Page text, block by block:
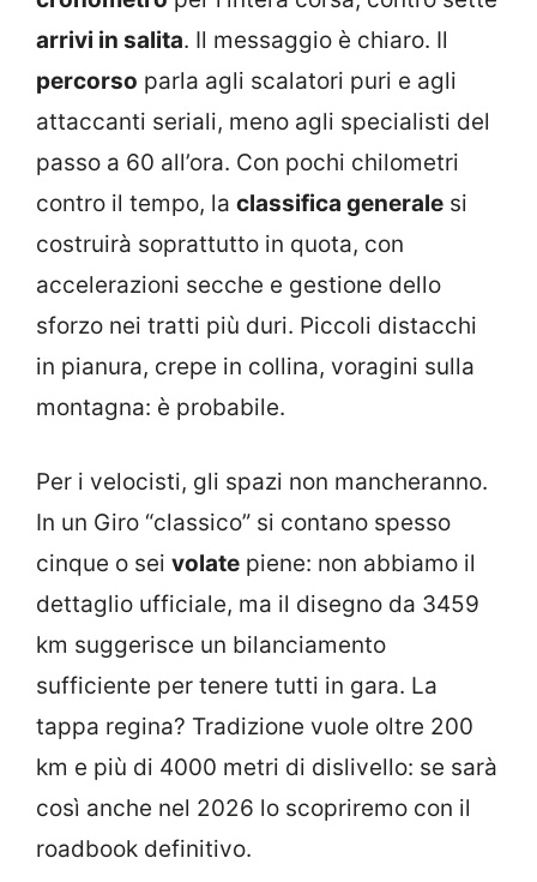
arrivi in salita. Il messaggio è chiaro. Il
percorso parla agli scalatori puri e agli
attaccanti seriali, meno agli specialisti del
passo a 60 all’ora. Con pochi chilometri
contro il tempo, la classifica generale si
costruirà soprattutto in quota, con
accelerazioni secche e gestione dello
sforzo nei tratti più duri. Piccoli distacchi
in pianura, crepe in collina, voragini sulla
montagna: è probabile.
Per i velocisti, gli spazi non mancheranno.
In un Giro “classico” si contano spesso
cinque o sei volate piene: non abbiamo il
dettaglio ufficiale, ma il disegno da 3459
km suggerisce un bilanciamento
sufficiente per tenere tutti in gara. La
tappa regina? Tradizione vuole oltre 200
km e più di 4000 metri di dislivello: se sarà
così anche nel 2026 lo scopriremo con il
roadbook definitivo.